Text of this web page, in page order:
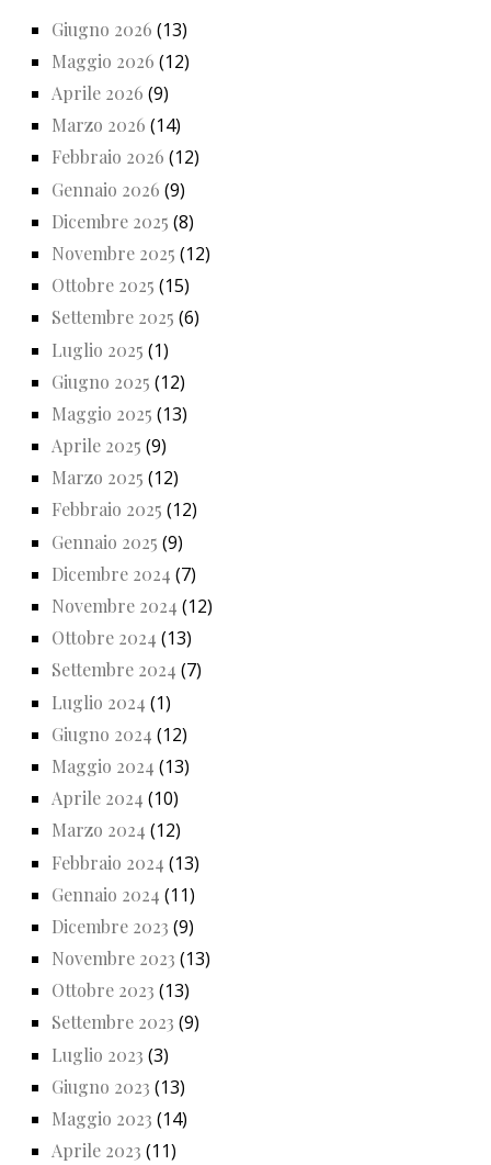
Giugno 2026 (13)
Maggio 2026 (12)
Aprile 2026 (9)
Marzo 2026 (14)
Febbraio 2026 (12)
Gennaio 2026 (9)
Dicembre 2025 (8)
Novembre 2025 (12)
Ottobre 2025 (15)
Settembre 2025 (6)
Luglio 2025 (1)
Giugno 2025 (12)
Maggio 2025 (13)
Aprile 2025 (9)
Marzo 2025 (12)
Febbraio 2025 (12)
Gennaio 2025 (9)
Dicembre 2024 (7)
Novembre 2024 (12)
Ottobre 2024 (13)
Settembre 2024 (7)
Luglio 2024 (1)
Giugno 2024 (12)
Maggio 2024 (13)
Aprile 2024 (10)
Marzo 2024 (12)
Febbraio 2024 (13)
Gennaio 2024 (11)
Dicembre 2023 (9)
Novembre 2023 (13)
Ottobre 2023 (13)
Settembre 2023 (9)
Luglio 2023 (3)
Giugno 2023 (13)
Maggio 2023 (14)
Aprile 2023 (11)